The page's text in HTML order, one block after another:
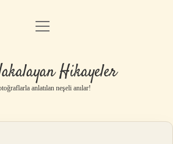
Anasayfa
Yasal Uyarı
menüyü
Hikayeler
anlatılan neşeli anılar!